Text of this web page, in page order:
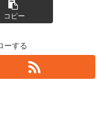
コピー
ーする